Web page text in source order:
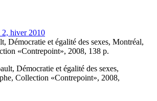
hiver 2010
Démocratie et égalité des sexes, Montréal,
«Contrepoint», 2008, 138 p.